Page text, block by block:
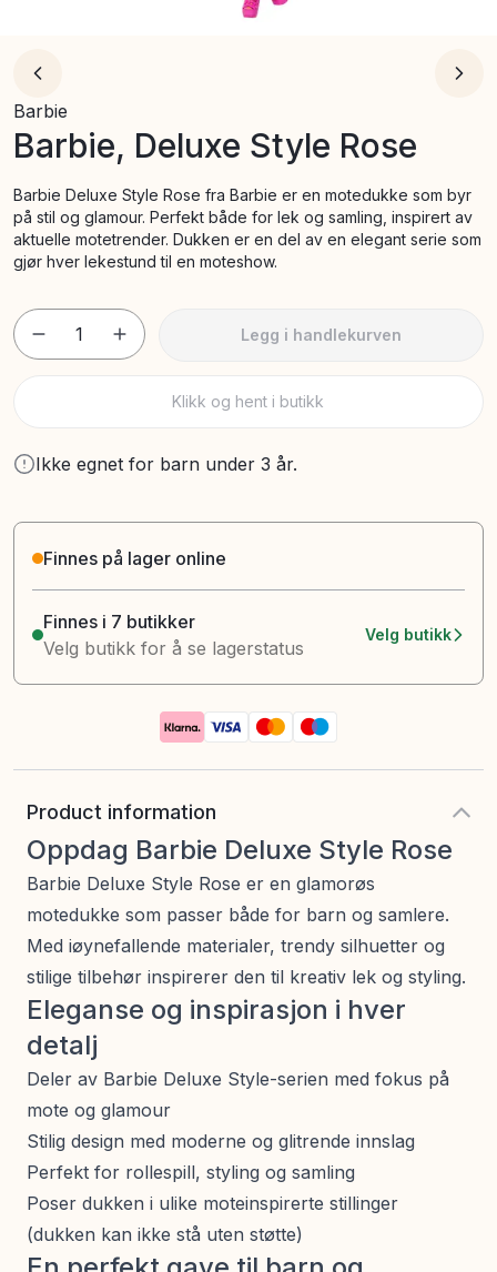
Barbie
Barbie, Deluxe Style Rose
Barbie Deluxe Style Rose fra Barbie er en motedukke som byr
på stil og glamour. Perfekt både for lek og samling, inspirert av
aktuelle motetrender. Dukken er en del av en elegant serie som
gjør hver lekestund til en moteshow.
1 Legg i handlekurven
Klikk og hent i butikk
Ikke egnet for barn under 3 år.
Finnes på lager online
Finnes i 7 butikker
Velg butikk for å se lagerstatus
Velg butikk
Product information
Oppdag Barbie Deluxe Style Rose
Barbie Deluxe Style Rose er en glamorøs
motedukke som passer både for barn og samlere.
Med iøynefallende materialer, trendy silhuetter og
stilige tilbehør inspirerer den til kreativ lek og styling.
Eleganse og inspirasjon i hver
detalj
Deler av Barbie Deluxe Style-serien med fokus på
mote og glamour
Stilig design med moderne og glitrende innslag
Perfekt for rollespill, styling og samling
Poser dukken i ulike moteinspirerte stillinger
(dukken kan ikke stå uten støtte)